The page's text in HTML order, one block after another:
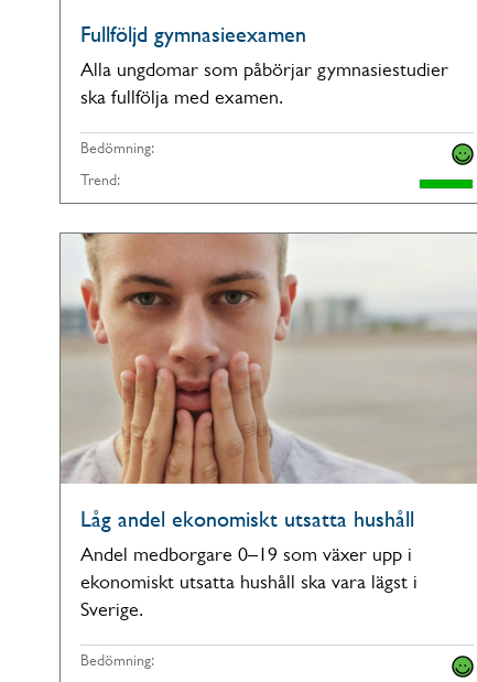
Fullföljd gymnasieexamen
Alla ungdomar som påbörjar gymnasiestudier
ska fullfölja med examen.
Bedömning:
Trend:
Låg andel ekonomiskt utsatta hushåll
Andel medborgare 0–19 som växer upp i
ekonomiskt utsatta hushåll ska vara lägst i
Sverige.
Bedömning: